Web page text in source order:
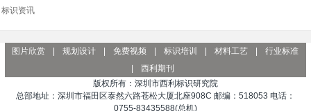
标识资讯
图片欣赏 规划设计 免费视频 标识培训 材料工艺
行业标准
西利期刊
版权所有：深圳市西利标识研究院
总部地址：深圳市福田区泰然六路苍松大厦北座908C 邮编：518053 电话：
0755-83435588(总机)